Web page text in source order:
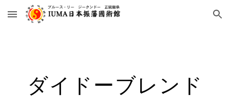
Skip to main content Skip to navigation
ダイドーブレンド